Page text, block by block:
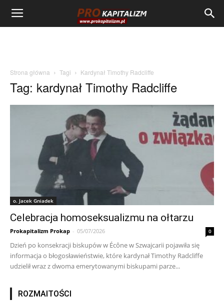
Strona główna Tagi Kardynał Timothy Radcliffe
Tag: kardynał Timothy Radcliffe
o. Jacek Gniadek
Celebracja homoseksualizmu na ołtarzu
Prokapitalizm Prokap - 05/07/2026 0
Dzień po konsekracji biskupów w Écône w Szwajcarii pojawiła się
informacja o błogosławieństwie, które kardynał Timothy Radcliffe
udzielił wraz z dwoma emerytowanymi biskupami parze...
ROZMAITOŚCI